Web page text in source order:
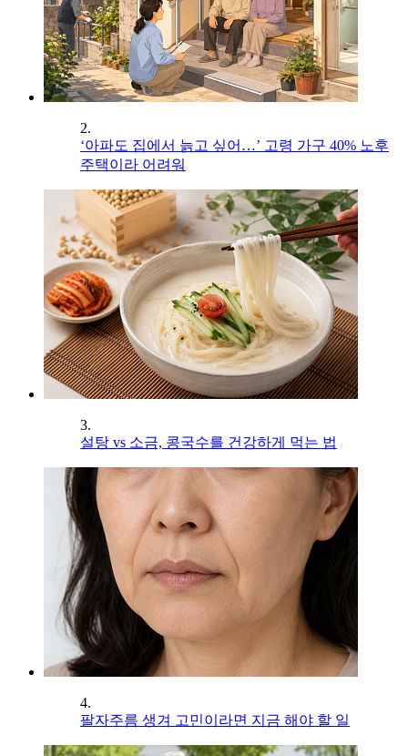
2.
‘아파도 집에서 늙고 싶어…’ 고령 가구 40% 노후
주택이라 어려워
3.
설탕 vs 소금, 콩국수를 건강하게 먹는 법
4.
팔자주름 생겨 고민이라면 지금 해야 할 일